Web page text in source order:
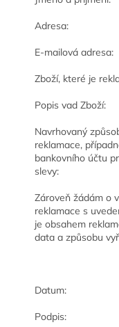
Adresa:
E-mailová adresa:
Zboží, které je
Popis vad Zboží:
Navrhovaný
reklamace,
bankovního účtu
slevy:
Zároveň žádám o
reklamace s
je obsahem
data a způsobu
Datum:
Podpis: